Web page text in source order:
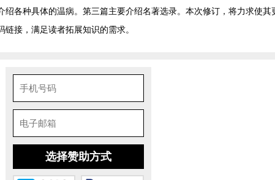
绍各种具体的温病。第三篇主要介绍名著选录。本次修订，将力求使其
接，满足读者拓展知识的需求。
选择赞助方式